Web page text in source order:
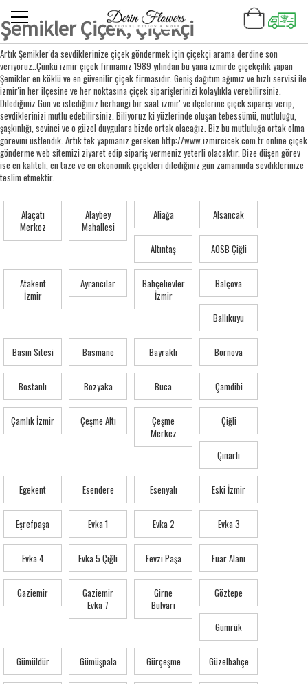
Şemikler Çiçek, Çiçekçi
Artık Şemikler'da sevdiklerinize çiçek göndermek için çiçekçi arama derdine son
veriyoruz..Çünkü izmir çiçek firmamız 1989 yılından bu yana izmirde çiçekçilik yapan
Şemikler en köklü ve en güvenilir çiçek firmasıdır. Geniş dağıtım ağımız ve hızlı servisi ile
izmir'in her ilçesine ve her noktasına çiçek siparişlerinizi kolaylıkla verebilirsiniz.
Dilediğiniz Gün ve istediğiniz herhangi bir saat izmir' ve ilçelerine çiçek siparişi verip,
sevdiklerinizi mutlu edebilirsiniz. Biliyoruz ki yüzlerinde oluşan tebessümü, mutluluğu,
şaşkınlığı, sevinci ve o güzel duygulara bizde ortak olacağız. Biz bu mutluluğa ortak olma
görevini üstlendik. Artık tek yapmanız gereken http://www.izmircicek.com.tr online çiçek
gönderme web sitemizi ziyaret edip sipariş vermeniz yeterli olacaktır. Bize düşen görev
ise en kaliteli, en taze ve en ekonomik çiçekleri dilediğiniz gün zamanında sevdiklerinize
teslim etmektir.
Alaçatı
Merkez
Alaybey
Mahallesi
Aliağa Alsancak
Altıntaş AOSB Çiğli
Atakent
İzmir
Ayrancılar
Bahçelievler
İzmir
Balçova
Ballıkuyu
Basın Sitesi Basmane Bayraklı Bornova
Bostanlı Bozyaka Buca Çamdibi
Çamlık İzmir Çeşme Altı
Çeşme
Merkez
Çiğli
Çınarlı
Egekent Esendere Esenyalı Eski İzmir
Eşrefpaşa Evka 1 Evka 2 Evka 3
Evka 4 Evka 5 Çiğli Fevzi Paşa Fuar Alanı
Gaziemir
Gaziemir
Evka 7
Girne
Bulvarı
Göztepe
Gümrük
Gümüldür Gümüşpala Gürçeşme Güzelbahçe